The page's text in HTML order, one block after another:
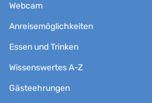
Webcam
Anreisemöglichkeiten
Essen und Trinken
Wissenswertes A-Z
Gästeehrungen